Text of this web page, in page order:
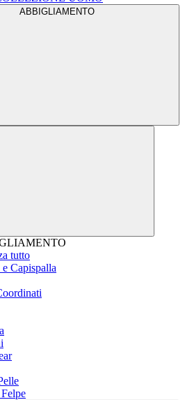
ABBIGLIAMENTO
tutto
Capispalla